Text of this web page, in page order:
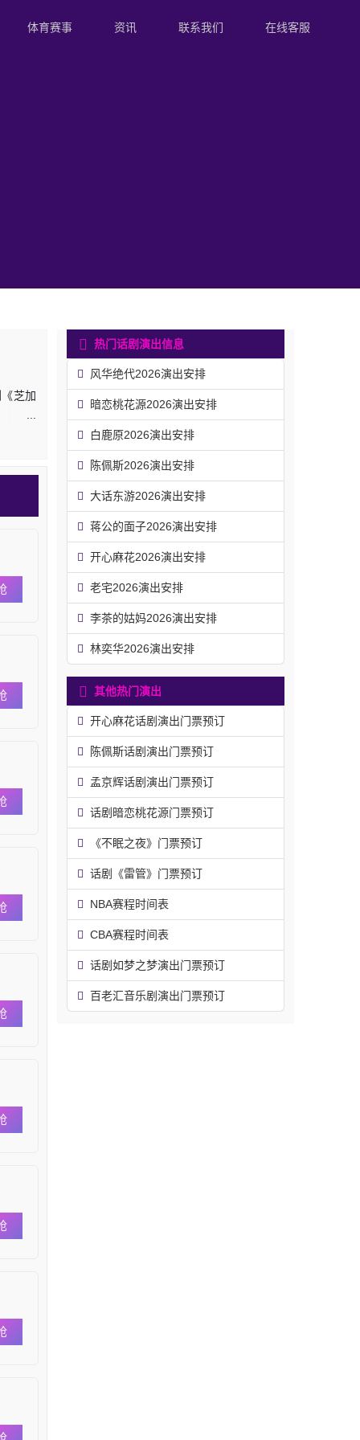
体育赛事 资讯 联系我们 在线客服
芝加
热门话剧演出信息
风华绝代2026演出安排
暗恋桃花源2026演出安排
白鹿原2026演出安排
陈佩斯2026演出安排
大话东游2026演出安排
蒋公的面子2026演出安排
开心麻花2026演出安排
老宅2026演出安排
李茶的姑妈2026演出安排
林奕华2026演出安排
其他热门演出
开心麻花话剧演出门票预订
陈佩斯话剧演出门票预订
孟京辉话剧演出门票预订
话剧暗恋桃花源门票预订
《不眠之夜》门票预订
话剧《雷管》门票预订
NBA赛程时间表
CBA赛程时间表
话剧如梦之梦演出门票预订
百老汇音乐剧演出门票预订